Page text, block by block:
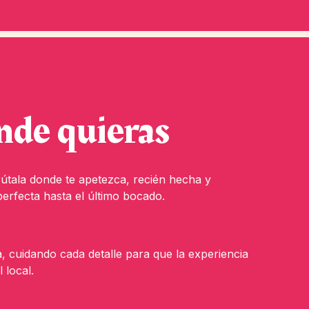
quieras
donde te apetezca, recién hecha y
hasta el último bocado.
cuidando cada detalle para que la experiencia
local.